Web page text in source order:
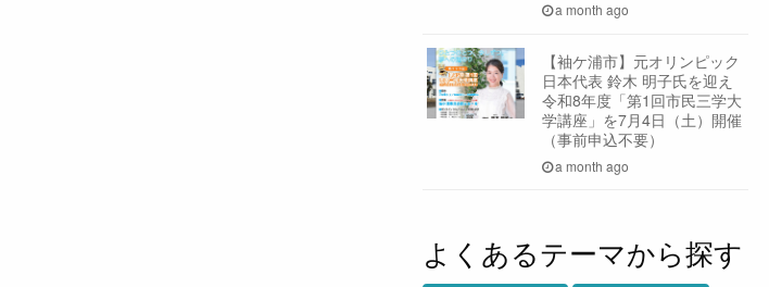
a month ago
【袖ケ浦市】元オリンピック
日本代表 鈴木 明子氏を迎え
令和8年度「第1回市民三学大
学講座」を7月4日（土）開催
（事前申込不要）
a month ago
よくあるテーマから探す